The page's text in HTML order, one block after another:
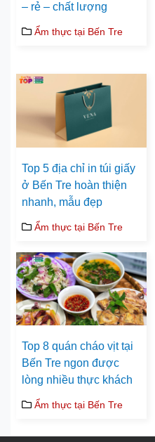
– rẻ – chất lượng
Ẩm thực tại Bến Tre
Top 5 địa chỉ in túi giấy
ở Bến Tre hoàn thiện
nhanh, mẫu đẹp
Ẩm thực tại Bến Tre
Top 8 quán cháo vịt tại
Bến Tre ngon được
lòng nhiều thực khách
Ẩm thực tại Bến Tre